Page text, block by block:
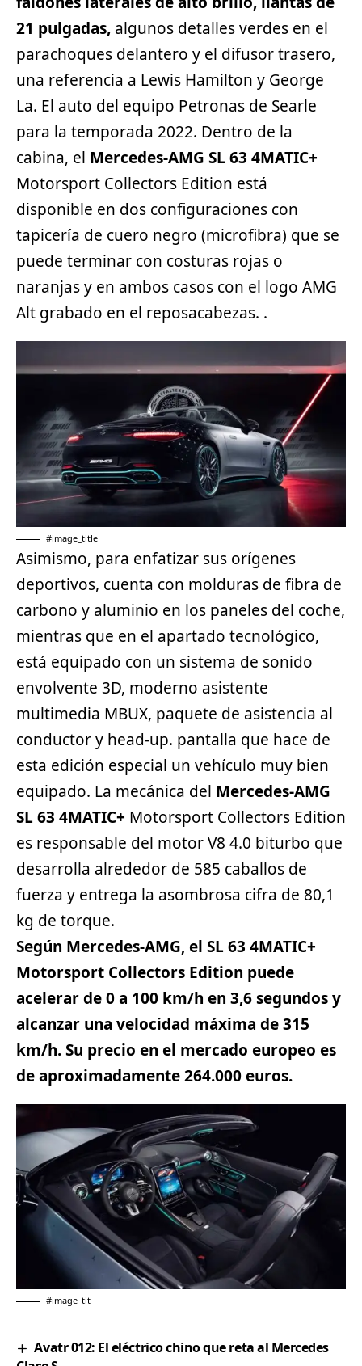
21 pulgadas, algunos detalles verdes en el
parachoques delantero y el difusor trasero,
una referencia a Lewis Hamilton y George
La. El auto del equipo Petronas de Searle
para la temporada 2022. Dentro de la
cabina, el Mercedes-AMG SL 63 4MATIC+
Motorsport Collectors Edition está
disponible en dos configuraciones con
tapicería de cuero negro (microfibra) que se
puede terminar con costuras rojas o
naranjas y en ambos casos con el logo AMG
Alt grabado en el reposacabezas. .
#image_title
Asimismo, para enfatizar sus orígenes
deportivos, cuenta con molduras de fibra de
carbono y aluminio en los paneles del coche,
mientras que en el apartado tecnológico,
está equipado con un sistema de sonido
envolvente 3D, moderno asistente
multimedia MBUX, paquete de asistencia al
conductor y head-up. pantalla que hace de
esta edición especial un vehículo muy bien
equipado. La mecánica del Mercedes-AMG
SL 63 4MATIC+ Motorsport Collectors Edition
es responsable del motor V8 4.0 biturbo que
desarrolla alrededor de 585 caballos de
fuerza y ​​entrega la asombrosa cifra de 80,1
kg de torque.
Según Mercedes-AMG, el SL 63 4MATIC+
Motorsport Collectors Edition puede
acelerar de 0 a 100 km/h en 3,6 segundos y
alcanzar una velocidad máxima de 315
km/h. Su precio en el mercado europeo es
de aproximadamente 264.000 euros.
#image_tit
Avatr 012: El eléctrico chino que reta al Mercedes